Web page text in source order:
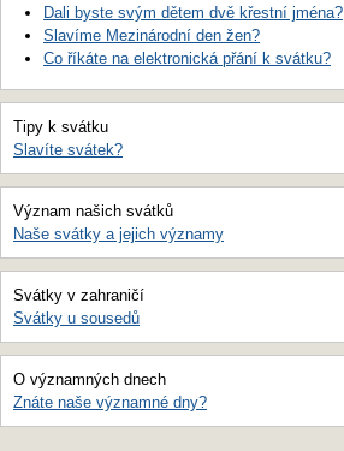
Dali byste svým dětem dvě křestní jména?
Slavíme Mezinárodní den žen?
Co říkáte na elektronická přání k svátku?
Tipy k svátku
Slavíte svátek?
Význam našich svátků
Naše svátky a jejich významy
Svátky v zahraničí
Svátky u sousedů
O významných dnech
Znáte naše významné dny?